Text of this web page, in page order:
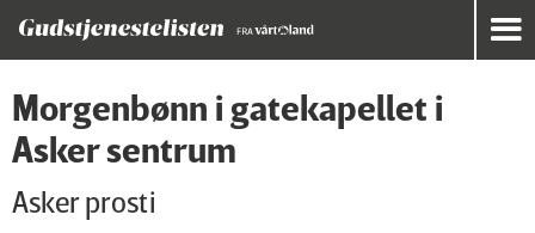
Morgenbønn i gatekapellet i
Asker sentrum
Asker prosti